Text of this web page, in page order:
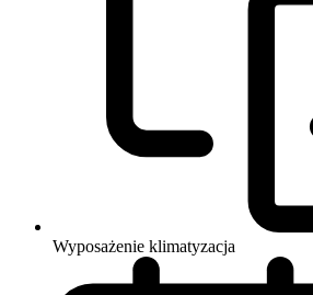
Wyposażenie klimatyzacja